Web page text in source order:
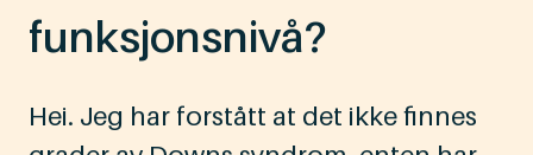
funksjonsnivå?
Hei. Jeg har forstått at det ikke finnes